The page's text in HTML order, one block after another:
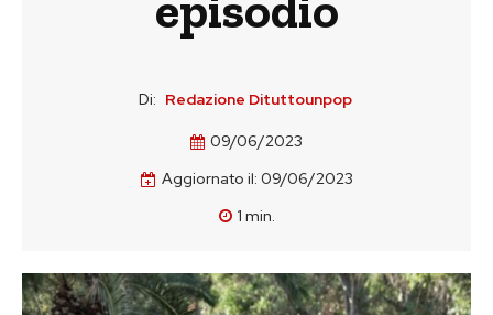
Di: Redazione Dituttounpop
09/06/2023
Aggiornato il: 09/06/2023
1 min.